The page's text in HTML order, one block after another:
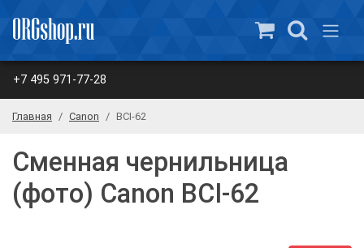
+7 495 971-77-28
Главная Canon BCI-62
Сменная чернильница
(фото) Canon BCI-62